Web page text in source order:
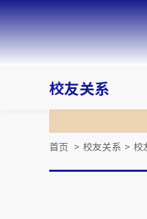
校友关系
首页 > 校友关系 > 校